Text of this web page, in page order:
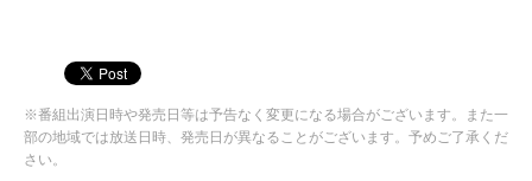
※番組出演日時や発売日等は予告なく変更になる場合がございます。また一
部の地域では放送日時、発売日が異なることがございます。予めご了承くだ
さい。